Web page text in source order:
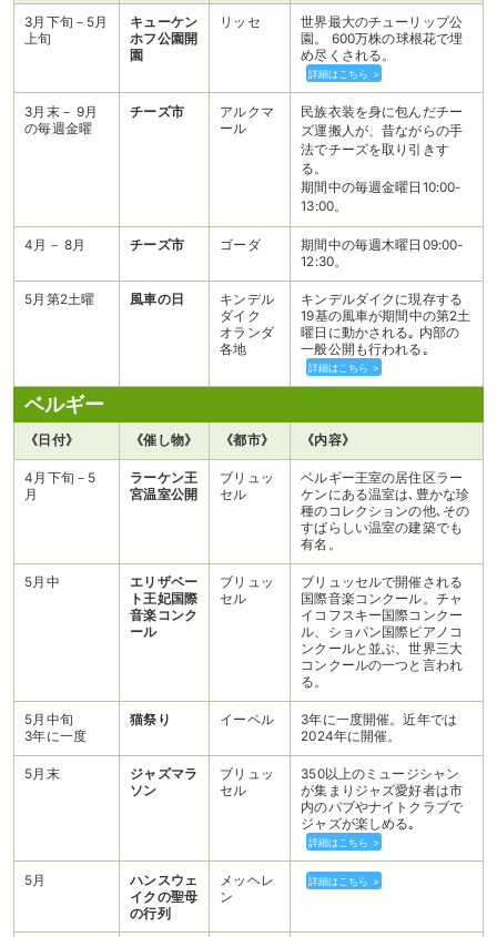
3月下旬－5月
上旬
キューケン
ホフ公園開
園
リッセ
世界最大のチューリップ公
園。 600万株の球根花で埋
め尽くされる。
詳細はこちら >
3月末－ 9月
の毎週金曜
チーズ市
アルクマ
ール
民族衣装を身に包んだチー
ズ運搬人が、昔ながらの手
法でチーズを取り引きす
る。
期間中の毎週金曜日10:00-
13:00。
4月－ 8月 チーズ市 ゴーダ
期間中の毎週木曜日09:00-
12:30。
5月第2土曜 風車の日
キンデル
ダイク
オランダ
各地
キンデルダイクに現存する
19基の風車が期間中の第2土
曜日に動かされる｡ 内部の
一般公開も行われる｡
詳細はこちら >
ベルギー
《日付》 《催し物》 《都市》 《内容》
4月下旬－5
月
ラーケン王
宮温室公開
ブリュッ
セル
ベルギー王室の居住区ラー
ケンにある温室は､豊かな珍
種のコレクションの他､その
すばらしい温室の建築でも
有名。
5月中
エリザベー
ト王妃国際
音楽コンク
ール
ブリュッ
セル
ブリュッセルで開催される
国際音楽コンクール。チャ
イコフスキー国際コンクー
ル、ショパン国際ピアノコ
ンクールと並ぶ、世界三大
コンクールの一つと言われ
る。
5月中旬
3年に一度
猫祭り イーペル
3年に一度開催。近年では
2024年に開催。
5月末
ジャズマラ
ソン
ブリュッ
セル
350以上のミュージシャン
が集まりジャズ愛好者は市
内のパブやナイトクラブで
ジャズが楽しめる｡
詳細はこちら >
5月
ハンスウェ
イクの聖母
の行列
メッヘレ
ン
詳細はこちら >